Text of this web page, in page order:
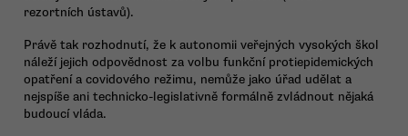
rezortních ústavů).
Právě tak rozhodnutí, že k autonomii veřejných vysokých škol
náleží jejich odpovědnost za volbu funkční protiepidemických
opatření a covidového režimu, nemůže jako úřad udělat a
nejspíše ani technicko-legislativně formálně zvládnout nějaká
budoucí vláda.